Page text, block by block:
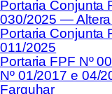
Portaria Conjunta
030/2025 — Altera
Portaria Conjunta
011/2025
Portaria FPF Nº
Nº 01/2017 e 04/
Farquhar